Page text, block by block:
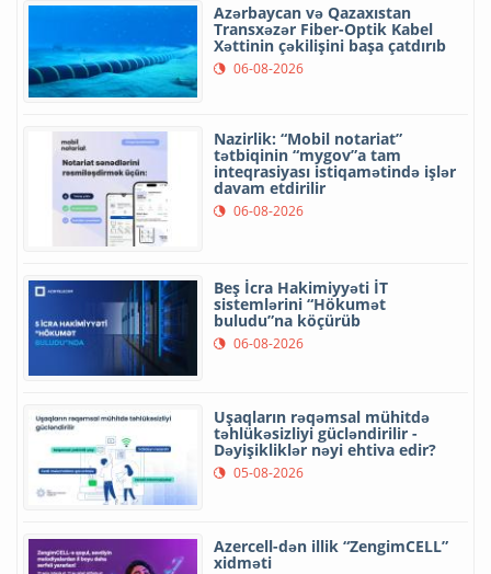
Azərbaycan və Qazaxıstan
Transxəzər Fiber-Optik Kabel
Xəttinin çəkilişini başa çatdırıb
06-08-2026
Nazirlik: “Mobil notariat”
tətbiqinin “mygov”a tam
inteqrasiyası istiqamətində işlər
davam etdirilir
06-08-2026
Beş İcra Hakimiyyəti İT
sistemlərini “Hökumət
buludu”na köçürüb
06-08-2026
Uşaqların rəqəmsal mühitdə
təhlükəsizliyi gücləndirilir -
Dəyişikliklər nəyi ehtiva edir?
05-08-2026
Azercell-dən illik “ZengimCELL”
xidməti